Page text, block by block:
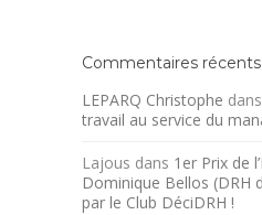
Commentaires récents
LEPARQ Christophe dans
travail au service du
Lajous dans 1er Prix de
Dominique Bellos (DRH
par le Club DéciDRH !